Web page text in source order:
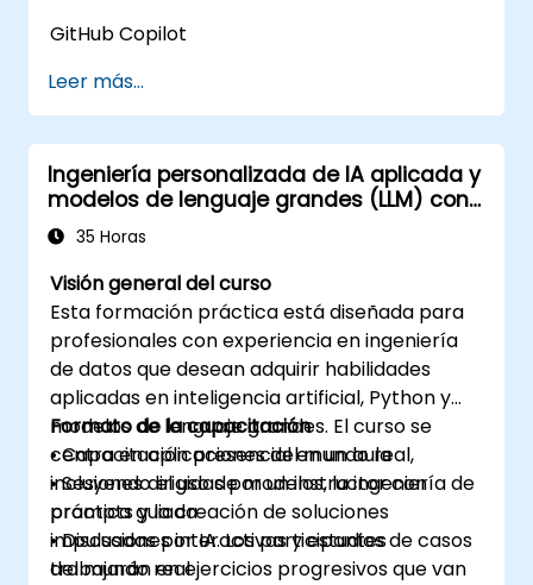
GitHub Copilot
Leer más...
Ingeniería personalizada de IA aplicada y
modelos de lenguaje grandes (LLM) con
Python
35 Horas
Visión general del curso
Esta formación práctica está diseñada para
profesionales con experiencia en ingeniería
de datos que desean adquirir habilidades
aplicadas en inteligencia artificial, Python y
modelos de lenguaje grandes. El curso se
centra en aplicaciones del mundo real,
incluyendo el uso de modelos, la ingeniería de
prompts y la creación de soluciones
impulsadas por IA. Los participantes
trabajarán en ejercicios progresivos que van
Formato de la capacitación
• Capacitación presencial en un aula
• Sesiones dirigidas por un instructor con
práctica guiada
• Discusiones interactivas y estudios de casos
del mundo real